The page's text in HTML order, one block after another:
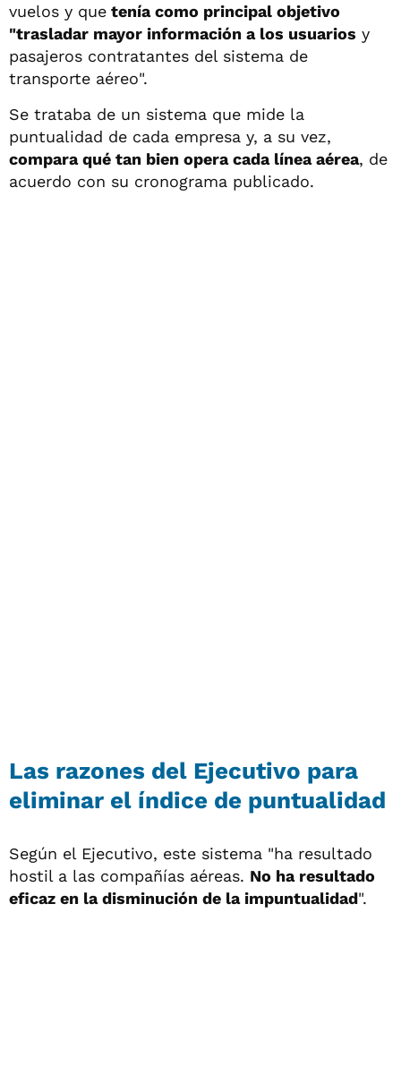
vuelos y que tenía como principal objetivo
"trasladar mayor información a los usuarios y
pasajeros contratantes del sistema de
transporte aéreo".
Se trataba de un sistema que mide la
puntualidad de cada empresa y, a su vez,
compara qué tan bien opera cada línea aérea, de
acuerdo con su cronograma publicado.
Las razones del Ejecutivo para
eliminar el índice de puntualidad
Según el Ejecutivo, este sistema "ha resultado
hostil a las compañías aéreas. No ha resultado
eficaz en la disminución de la impuntualidad".